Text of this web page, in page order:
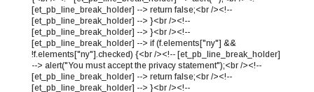
[et_pb_line_break_holder] --> return false;<br /><!--
[et_pb_line_break_holder] --> }<br /><!--
[et_pb_line_break_holder] --> }<br /><!--
[et_pb_line_break_holder] --> if (f.elements["ny"] &&
!f.elements["ny"].checked) {<br /><!-- [et_pb_line_break_holder]
--> alert("You must accept the privacy statement");<br /><!--
[et_pb_line_break_holder] --> return false;<br /><!--
[et_pb_line_break_holder] --> }<br /><!--